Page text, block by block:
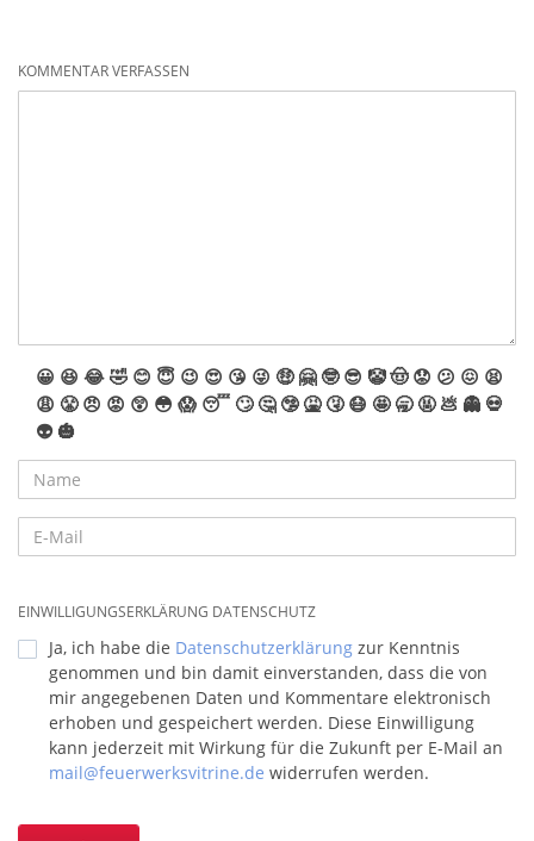
KOMMENTAR VERFASSEN
😀 😆 😂🤣 😊 😇 😉 😍 😘 😜 🤑 🤗 🤓 😎 🤡🤠 😟 😕 😖 😫
😩 😤 😠 😡 😲 😳 😱 😴 🙄 🤔 🤥 🤮 🤧 😷 🤩 🥱 🤬 💩 👻 💀
👽 🎃
EINWILLIGUNGSERKLÄRUNG DATENSCHUTZ
Ja, ich habe die Datenschutzerklärung zur Kenntnis
genommen und bin damit einverstanden, dass die von
mir angegebenen Daten und Kommentare elektronisch
erhoben und gespeichert werden. Diese Einwilligung
kann jederzeit mit Wirkung für die Zukunft per E-Mail an
mail@feuerwerksvitrine.de widerrufen werden.